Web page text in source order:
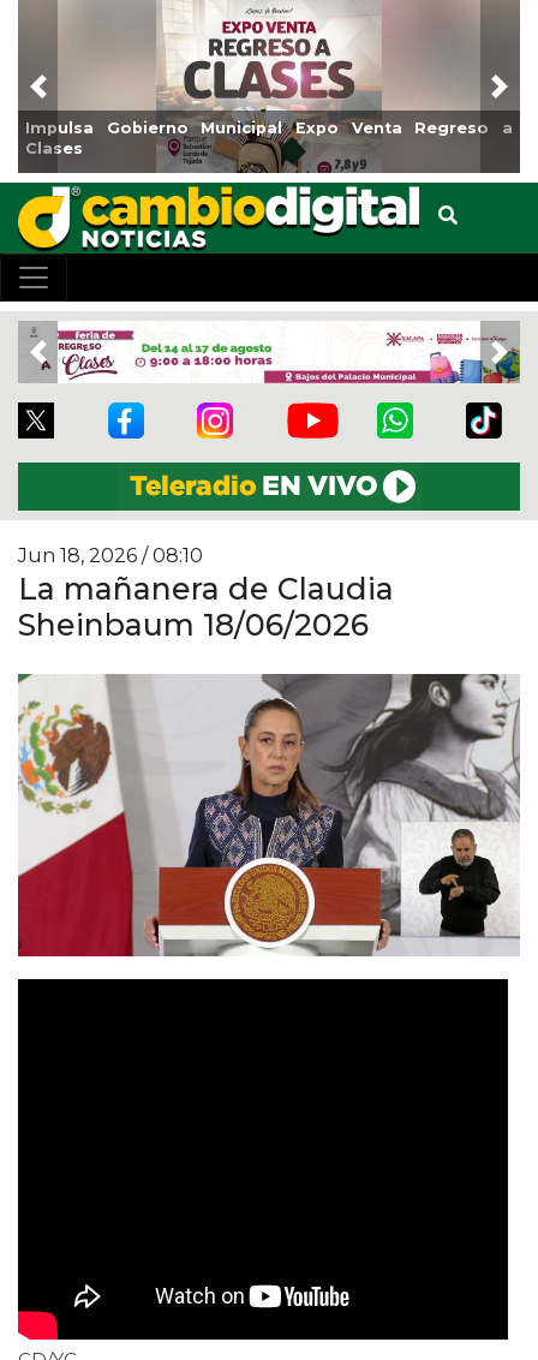
Impulsa Gobierno Municipal Expo Venta Regreso a
Clases
Previous
Previous
Jun 18, 2026 / 08:10
La mañanera de Claudia
Sheinbaum 18/06/2026